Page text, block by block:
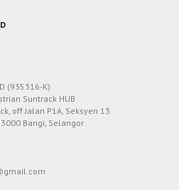
(935316-K)
Suntrack HUB
off Jalan P1A, Seksyen 13
Bangi, Selangor